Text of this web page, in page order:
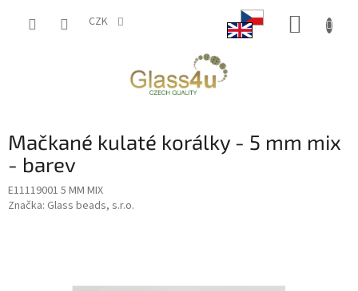
CZK
Mačkané kulaté korálky - 5 mm mix
- barev
E11119001 5 MM MIX
Značka: Glass beads, s.r.o.